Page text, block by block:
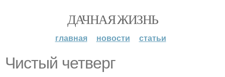
ДАЧНАЯ ЖИЗНЬ
главная новости статьи
Чистый четверг